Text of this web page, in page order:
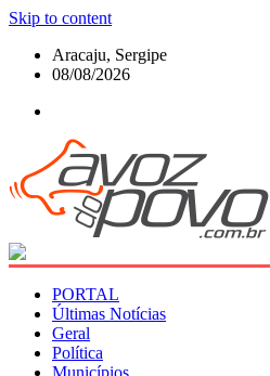
Skip to content
Aracaju, Sergipe
08/08/2026
PORTAL
Últimas Notícias
Geral
Política
Municípios